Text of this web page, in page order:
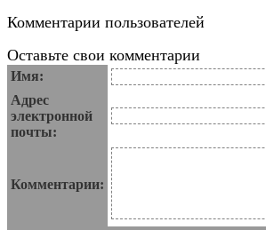
Комментарии пользователей
Оставьте свои комментарии
Имя:
Адрес
электронной
почты:
Комментарии: